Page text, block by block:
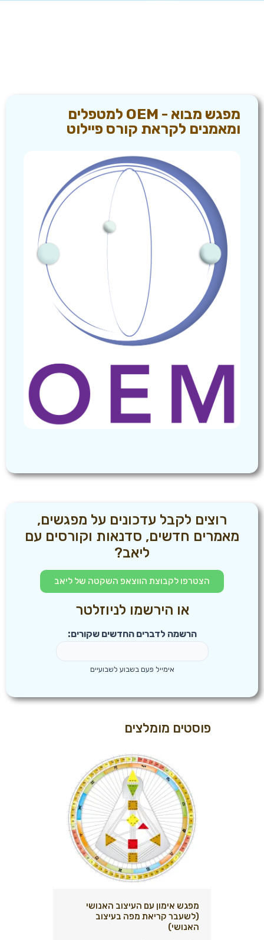
מפגש מבוא - OEM למטפלים
ומאמנים לקראת קורס פיילוט
רוצים לקבל עדכונים על מפגשים,
מאמרים חדשים, סדנאות וקורסים עם
ליאב?
הצטרפו לקבוצת הווצאפ השקטה של ליאב
או הירשמו לניוזלטר
הרשמה לדברים החדשים שקורים:
אימייל פעם בשבוע לשבועיים
פוסטים מומלצים
מפגש אימון עם העיצוב האנושי
(לשעבר קריאת מפה בעיצוב
האנושי)